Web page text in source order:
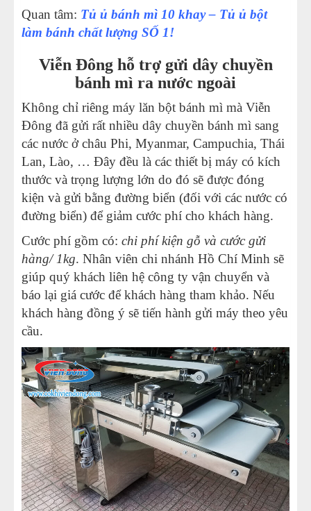
Quan tâm: Tủ ủ bánh mì 10 khay – Tủ ủ bột
làm bánh chất lượng SỐ 1!
Viễn Đông hỗ trợ gửi dây chuyền
bánh mì ra nước ngoài
Không chỉ riêng máy lăn bột bánh mì mà Viễn
Đông đã gửi rất nhiều dây chuyền bánh mì sang
các nước ở châu Phi, Myanmar, Campuchia, Thái
Lan, Lào, … Đây đều là các thiết bị máy có kích
thước và trọng lượng lớn do đó sẽ được đóng
kiện và gửi bằng đường biển (đối với các nước có
đường biển) để giảm cước phí cho khách hàng.
Cước phí gồm có: chi phí kiện gỗ và cước gửi
hàng/ 1kg. Nhân viên chi nhánh Hồ Chí Minh sẽ
giúp quý khách liên hệ công ty vận chuyển và
báo lại giá cước để khách hàng tham khảo. Nếu
khách hàng đồng ý sẽ tiến hành gửi máy theo yêu
cầu.